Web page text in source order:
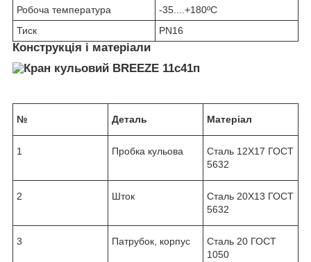
Робоча температура
-35....+180ºС
Тиск
PN16
Конструкція і матеріали
№ Деталь Матеріал
1 Пробка кульова
Сталь 12Х17 ГОСТ
5632
2 Шток
Сталь 20Х13 ГОСТ
5632
3 Патрубок, корпус
Сталь 20 ГОСТ
1050